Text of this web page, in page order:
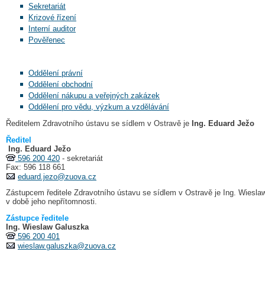
Sekretariát
Krizové řízení
Interní auditor
Pověřenec
Oddělení právní
Oddělení obchodní
Oddělení nákupu a veřejných zakázek
Oddělení pro vědu, výzkum a vzdělávání
Ředitelem Zdravotního ústavu se sídlem v Ostravě je Ing. Eduard Ježo
Ředitel
Ing. Eduard Ježo
596 200 420 - sekretariát
Fax: 596 118 661
eduard.jezo@zuova.cz
Zástupcem ředitele Zdravotního ústavu se sídlem v Ostravě je Ing.
v době jeho nepřítomnosti.
Zástupce ředitele
Ing. Wieslaw Galuszka
596 200 401
wieslaw.galuszka@zuova.cz